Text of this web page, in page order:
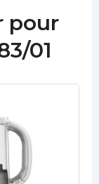
pour
01